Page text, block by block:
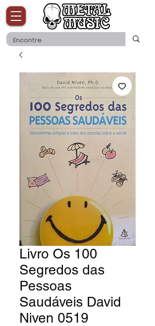
Livro Os 100
Segredos das
Pessoas
Saudáveis David
Niven 0519